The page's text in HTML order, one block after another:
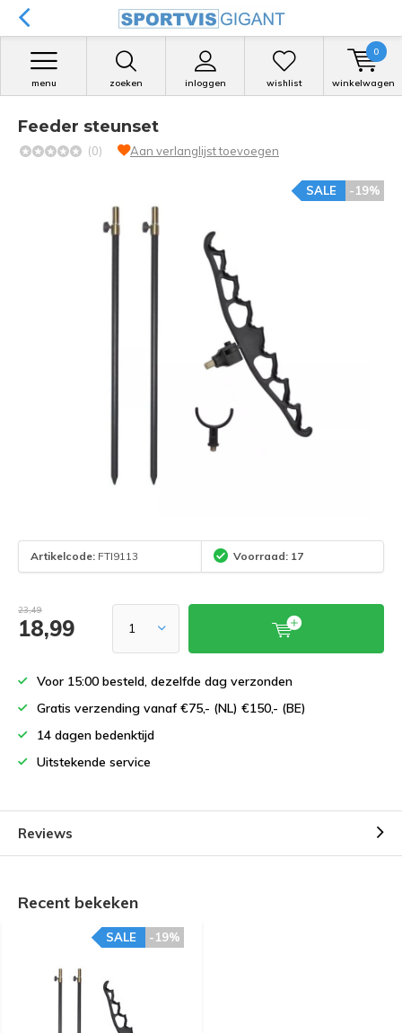
zoeken inloggen
menu wishlist winkelwagen
0
Feeder steunset
(0) Aan verlanglijst toevoegen
-19%
SALE
Artikelcode: FTI9113 Voorraad: 17
23,49
18,99
Voor 15:00 besteld, dezelfde dag verzonden
Gratis verzending vanaf €75,- (NL) €150,- (BE)
14 dagen bedenktijd
Uitstekende service
Reviews
Recent bekeken
-19%
SALE